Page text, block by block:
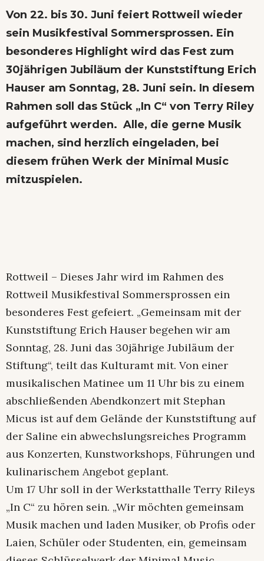
Von 22. bis 30. Juni feiert Rottweil wieder
sein Musikfestival Sommersprossen. Ein
besonderes Highlight wird das Fest zum
30jährigen Jubiläum der Kunststiftung Erich
Hauser am Sonntag, 28. Juni sein. In diesem
Rahmen soll das Stück „In C“ von Terry Riley
aufgeführt werden. Alle, die gerne Musik
machen, sind herzlich eingeladen, bei
diesem frühen Werk der Minimal Music
mitzuspielen.
Rottweil – Dieses Jahr wird im Rahmen des
Rottweil Musikfestival Sommersprossen ein
besonderes Fest gefeiert. „Gemeinsam mit der
Kunststiftung Erich Hauser begehen wir am
Sonntag, 28. Juni das 30jährige Jubiläum der
Stiftung“, teilt das Kulturamt mit. Von einer
musikalischen Matinee um 11 Uhr bis zu einem
abschließenden Abendkonzert mit Stephan
Micus ist auf dem Gelände der Kunststiftung auf
der Saline ein abwechslungsreiches Programm
aus Konzerten, Kunstworkshops, Führungen und
kulinarischem Angebot geplant.
Um 17 Uhr soll in der Werkstatthalle Terry Rileys
„In C“ zu hören sein. „Wir möchten gemeinsam
Musik machen und laden Musiker, ob Profis oder
Laien, Schüler oder Studenten, ein, gemeinsam